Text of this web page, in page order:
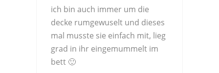
ich bin auch immer um die
decke rumgewuselt und dieses
mal musste sie einfach mit, lieg
grad in ihr eingemummelt im
bett 🙂